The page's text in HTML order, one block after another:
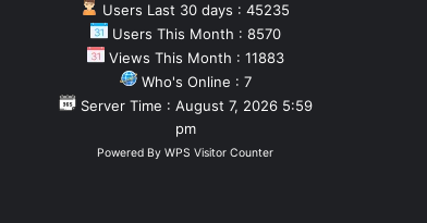
Users Last 30 days : 45235
Users This Month : 8570
Views This Month : 11883
Who's Online : 7
Server Time : August 7, 2026 5:59
pm
Powered By WPS Visitor Counter